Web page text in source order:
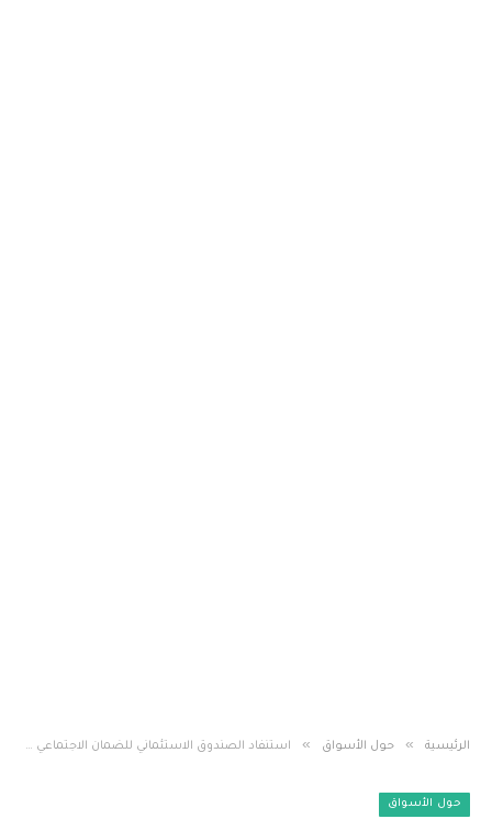
الرئيسية » حول الأسواق » استنفاد الصندوق الاستئماني للضمان الاجتماعي قد يؤدي إلى “أزمة مالية”: بحث
حول الأسواق